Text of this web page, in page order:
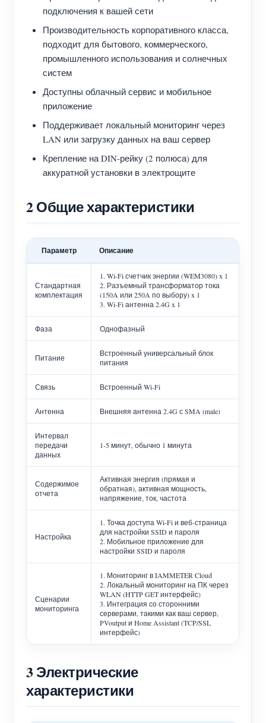
подключения к вашей сети
Производительность корпоративного класса,
подходит для бытового, коммерческого,
промышленного использования и солнечных
систем
Доступны облачный сервис и мобильное
приложение
Поддерживает локальный мониторинг через
LAN или загрузку данных на ваш сервер
Крепление на DIN-рейку (2 полюса) для
аккуратной установки в электрощите
2 Общие характеристики
Параметр Описание
Стандартная
комплектация
1. Wi-Fi счетчик энергии (WEM3080) x 1
2. Разъемный трансформатор тока
(150A или 250A по выбору) x 1
3. Wi-Fi антенна 2.4G x 1
Фаза Однофазный
Питание
Встроенный универсальный блок
питания
Связь Встроенный Wi-Fi
Антенна Внешняя антенна 2.4G с SMA (male)
Интервал
передачи
данных
1-5 минут, обычно 1 минута
Содержимое
отчета
Активная энергия (прямая и
обратная), активная мощность,
напряжение, ток, частота
Настройка
1. Точка доступа Wi-Fi и веб-страница
для настройки SSID и пароля
2. Мобильное приложение для
настройки SSID и пароля
Сценарии
мониторинга
1. Мониторинг в IAMMETER Cloud
2. Локальный мониторинг на ПК через
WLAN (HTTP GET интерфейс)
3. Интеграция со сторонними
серверами, такими как ваш сервер,
PVoutput и Home Assistant (TCP/SSL
интерфейс)
3 Электрические
характеристики